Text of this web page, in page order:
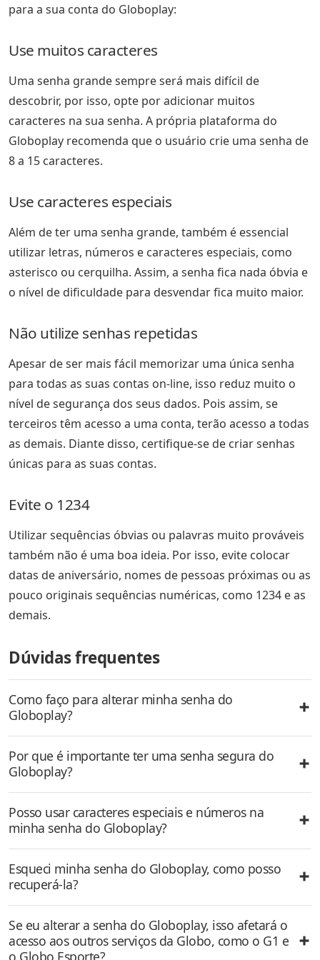
para a sua conta do Globoplay:
Use muitos caracteres
Uma senha grande sempre será mais difícil de
descobrir, por isso, opte por adicionar muitos
caracteres na sua senha. A própria plataforma do
Globoplay recomenda que o usuário crie uma senha de
8 a 15 caracteres.
Use caracteres especiais
Além de ter uma senha grande, também é essencial
utilizar letras, números e caracteres especiais, como
asterisco ou cerquilha. Assim, a senha fica nada óbvia e
o nível de dificuldade para desvendar fica muito maior.
Não utilize senhas repetidas
Apesar de ser mais fácil memorizar uma única senha
para todas as suas contas on-line, isso reduz muito o
nível de segurança dos seus dados. Pois assim, se
terceiros têm acesso a uma conta, terão acesso a todas
as demais. Diante disso, certifique-se de criar senhas
únicas para as suas contas.
Evite o 1234
Utilizar sequências óbvias ou palavras muito prováveis
também não é uma boa ideia. Por isso, evite colocar
datas de aniversário, nomes de pessoas próximas ou as
pouco originais sequências numéricas, como 1234 e as
demais.
Dúvidas frequentes
Como faço para alterar minha senha do
Globoplay?
Por que é importante ter uma senha segura do
Globoplay?
Posso usar caracteres especiais e números na
minha senha do Globoplay?
Esqueci minha senha do Globoplay, como posso
recuperá-la?
Se eu alterar a senha do Globoplay, isso afetará o
acesso aos outros serviços da Globo, como o G1 e
o Globo Esporte?